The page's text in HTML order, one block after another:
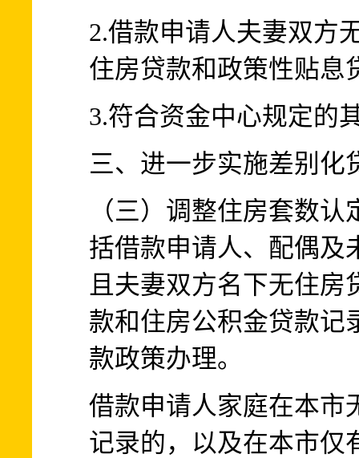
2.借款申请人夫妻双方
住房贷款和政策性贴息
3.符合资金中心规定的
三、进一步实施差别化
（三）调整住房套数
括借款申请人、配偶及
且夫妻双方名下无住房
款和住房公积金贷款记
款政策办理。
借款申请人家庭在本市
记录的，以及在本市仅